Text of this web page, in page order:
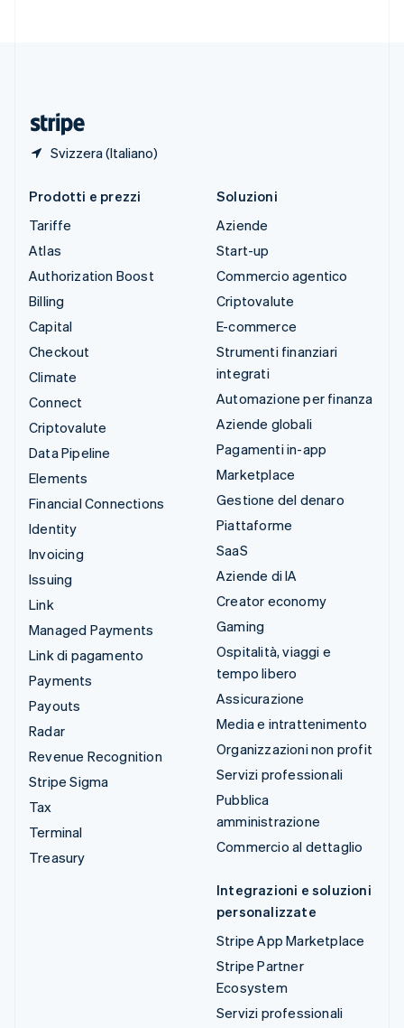
Svizzera (Italiano)
Prodotti e prezzi
Tariffe
Atlas
Authorization Boost
Billing
Capital
Checkout
Climate
Connect
Criptovalute
Data Pipeline
Elements
Financial Connections
Identity
Invoicing
Issuing
Link
Managed Payments
Link di pagamento
Payments
Payouts
Radar
Revenue Recognition
Stripe Sigma
Tax
Terminal
Treasury
Soluzioni
Aziende
Start-up
Commercio agentico
Criptovalute
E-commerce
Strumenti finanziari
integrati
Automazione per finanza
Aziende globali
Pagamenti in-app
Marketplace
Gestione del denaro
Piattaforme
SaaS
Aziende di IA
Creator economy
Gaming
Ospitalità, viaggi e
tempo libero
Assicurazione
Media e intrattenimento
Organizzazioni non profit
Servizi professionali
Pubblica
amministrazione
Commercio al dettaglio
Integrazioni e soluzioni
personalizzate
Stripe App Marketplace
Stripe Partner
Ecosystem
Servizi professionali